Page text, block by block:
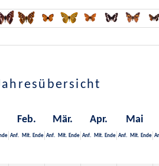
Feb. Mär. Apr. Mai
Anf. Mit. Ende Anf. Mit. Ende Anf. Mit. Ende Anf. Mit. Ende